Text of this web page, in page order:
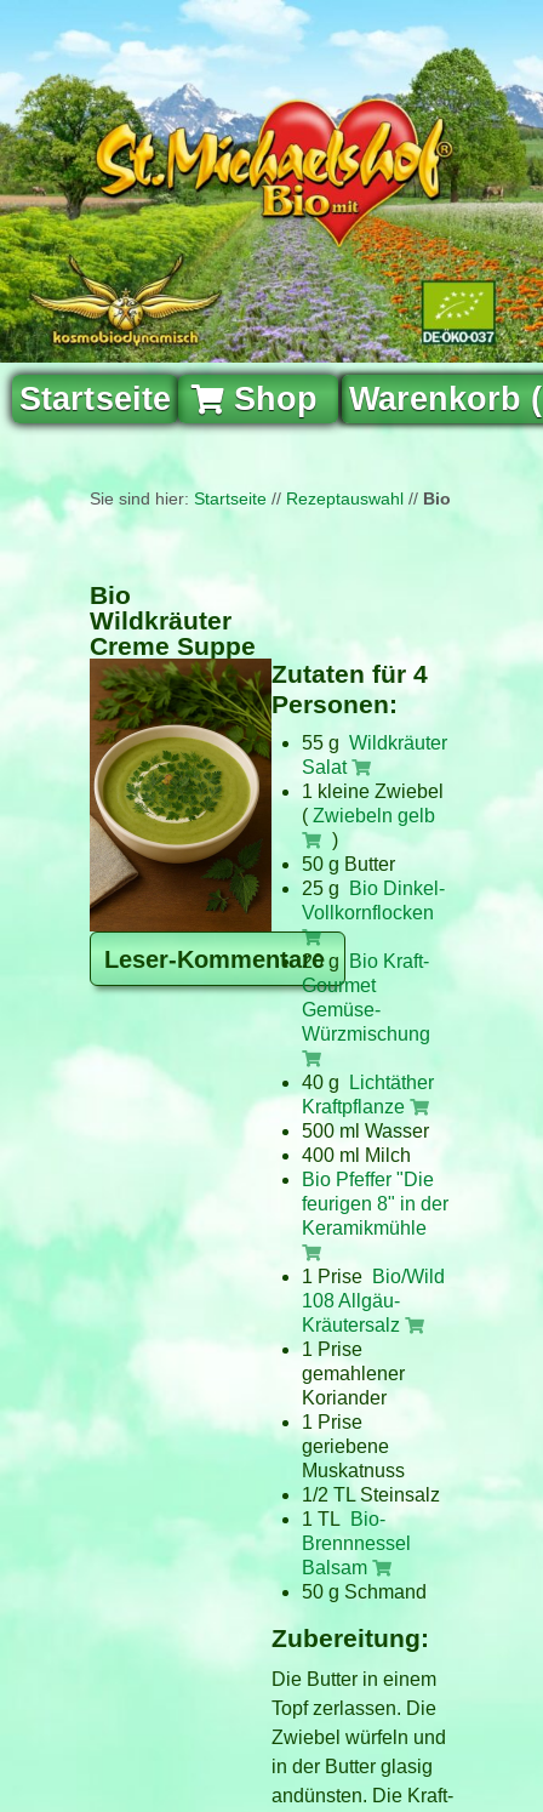
Startseite Shop Warenkorb
Sie sind hier: Startseite // Rezeptauswahl // Bio
Bio
Wildkräuter
Creme Suppe
Leser-Kommentare
Zutaten für 4
Personen:
55 g Wildkräuter
Salat
1 kleine Zwiebel
( Zwiebeln gelb
)
50 g Butter
25 g
Bio Dinkel-
Vollkornflocken
20 g
Bio Kraft-
Gourmet
Gemüse-
Würzmischung
40 g
Lichtäther
Kraftpflanze
500 ml Wasser
400 ml Milch
Bio Pfeffer "Die
feurigen 8" in der
Keramikmühle
1 Prise Bio/Wild
108 Allgäu-
Kräutersalz
1 Prise
gemahlener
Koriander
1 Prise
geriebene
Muskatnuss
1/2 TL Steinsalz
1 TL Bio-
Brennnessel
Balsam
50 g Schmand
Zubereitung:
Die Butter in einem
Topf zerlassen. Die
Zwiebel würfeln und
in der Butter glasig
andünsten. Die Kraft-